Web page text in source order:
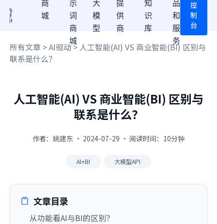
商
城
示
词
商
城
大
模
型
提
供
商
知
识
库
品
和
服
务
控
制
台
所有文章 >AI驱动> 人工智能(AI) VS 商业智能(BI) 区别与
联系是什么？
人工智能(AI) VS 商业智能(BI) 区别与
联系是什么？
作者：姚建东 · 2024-07-29 · 阅读时间：10分钟
AI+BI 大模型API
文章目录
从功能看AI与BI的区别？